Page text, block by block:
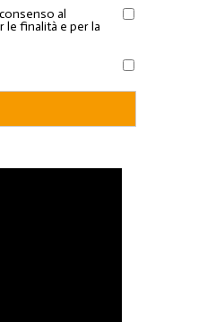
al
le finalità e per la